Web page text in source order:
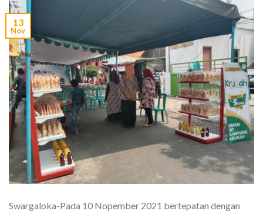
13
Nov
Swargaloka-Pada 10 Nopember 2021 bertepatan dengan